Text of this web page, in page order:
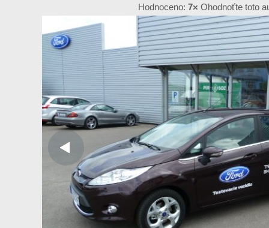
Hodnoceno: 7× Ohodnoťte toto